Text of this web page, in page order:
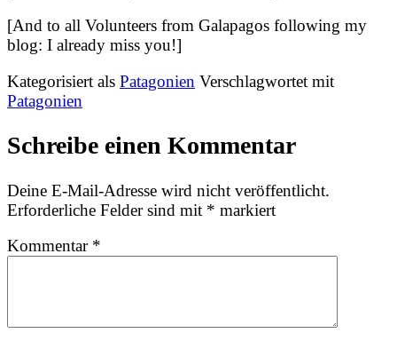
[And to all Volunteers from Galapagos following my
blog: I already miss you!]
Kategorisiert als Patagonien Verschlagwortet mit
Patagonien
Schreibe einen Kommentar
Deine E-Mail-Adresse wird nicht veröffentlicht.
Erforderliche Felder sind mit * markiert
Kommentar *